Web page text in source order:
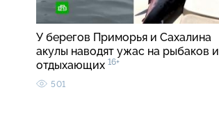
У берегов Приморья и Сахалина
акулы наводят ужас на рыбаков и
отдыхающих 16+
501